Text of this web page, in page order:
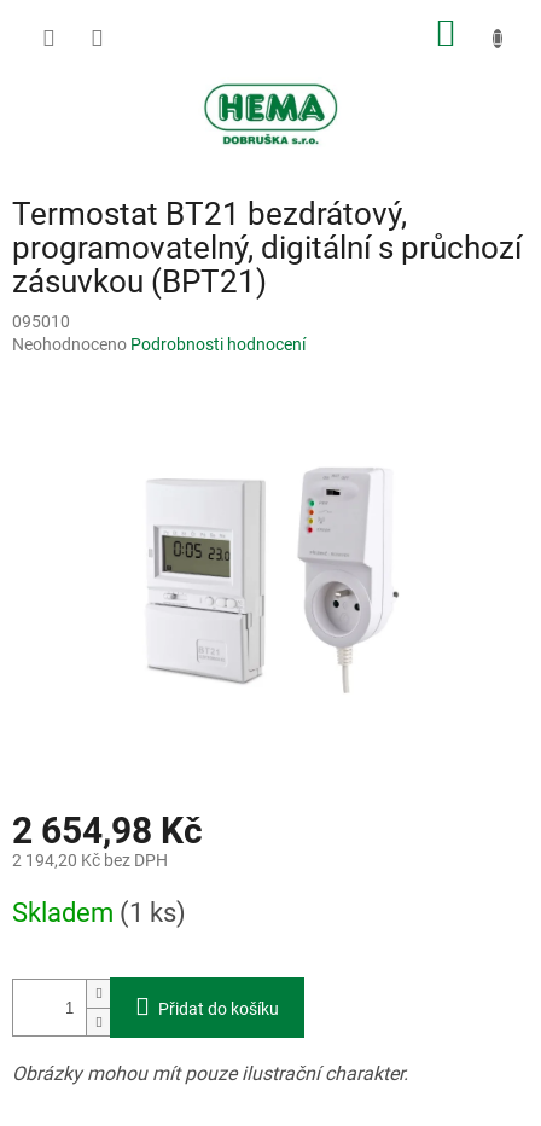
Termostat BT21 bezdrátový,
programovatelný, digitální s průchozí
zásuvkou (BPT21)
095010
Průměrné
Neohodnoceno Podrobnosti hodnocení
2 654,98 Kč
2 194,20 Kč bez DPH
cena:
Skladem (1 ks)
Přidat do košíku
Obrázky mohou mít pouze ilustrační charakter.